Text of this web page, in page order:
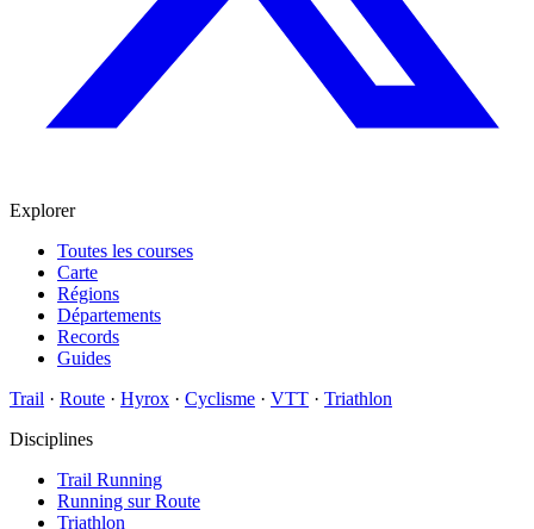
Explorer
Toutes les courses
Carte
Régions
Départements
Records
Guides
Trail · Route · Hyrox · Cyclisme · VTT · Triathlon
Disciplines
Trail Running
Running sur Route
Triathlon